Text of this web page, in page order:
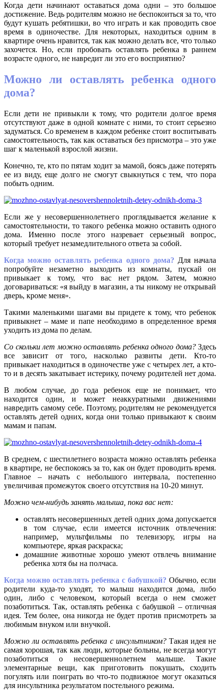
Когда дети начинают оставаться дома одни – это большое
достижение. Ведь родителям можно не беспокоиться за то, что
будут кушать ребятишки, во что играть и как проводить свое
время в одиночестве. Для некоторых, находиться одним в
квартире очень нравится, так как можно делать все, что только
захочется. Но, если пробовать оставлять ребенка в раннем
возрасте одного, не навредит ли это его восприятию?
Можно ли оставлять ребенка одного
дома?
Если дети не привыкли к тому, что родители долгое время
отсутствуют даже в одной комнате с ними, то стоит серьезно
задуматься. Со временем в каждом ребенке стоит воспитывать
самостоятельность, так как оставаться без присмотра – это уже
шаг к маленькой взрослой жизни.
Конечно, те, кто по пятам ходит за мамой, боясь даже потерять
ее из виду, еще долго не смогут свыкнуться с тем, что пора
побыть одним.
Если же у несовершеннолетнего проглядывается желание к
самостоятельности, то такого ребенка можно оставить одного
дома. Именно после этого назревает серьезный вопрос,
который требует незамедлительного ответа за собой.
Когда можно оставлять ребенка одного дома? Для начала
попробуйте незаметно выходить из комнаты, пускай он
привыкает к тому, что вас нет рядом. Затем, можно
договариваться: «я выйду в магазин, а ты никому не открывай
дверь, кроме меня».
Такими маленькими шагами вы придете к тому, что ребенок
привыкнет – маме и папе необходимо в определенное время
уходить из дома по делам.
Со скольки лет можно оставлять ребенка одного дома? Здесь
все зависит от того, насколько развиты дети. Кто-то
привыкает находиться в одиночестве уже с четырех лет, а кто-
то и в десять закатывает истерику, почему родителей нет дома.
В любом случае, до года ребенок еще не понимает, что
находится один, и может неаккуратными движениями
навредить самому себе. Поэтому, родителям не рекомендуется
оставлять детей одних, когда они только привыкают к своим
мамам и папам.
В среднем, с шестилетнего возраста можно оставлять ребенка
в квартире, не беспокоясь за то, как он будет проводить время.
Главное – начать с небольшого интервала, постепенно
увеличивая промежуток своего отсутствия на 10-20 минут.
Можно чем-нибудь занять малыша, пока вас нет:
оставлять несовершенных детей одних дома допускается
в том случае, если имеется источник отвлечения:
например, мультфильмы по телевизору, игры на
компьютере, яркая раскраска;
домашние животные хорошо умеют отвлечь внимание
ребенка хотя бы на полчаса.
Когда можно оставлять ребенка с бабушкой? Обычно, если
родители куда-то уходят, то малыш находится дома, либо
один, либо с человеком, который всегда о нем сможет
позаботиться. Так, оставлять ребенка с бабушкой – отличная
идея. Тем более, она никогда не будет против присмотреть за
любимым внуком или внучкой.
Можно ли оставлять ребенка с инсультником?Такая идея не
самая хорошая, так как люди, которые больны, не всегда могут
позаботиться о несовершеннолетнем малыше. Такие
элементарные вещи, как приготовить покушать, сходить
погулять или поиграть во что-то подвижное могут оказаться
для инсультника результатом постельного режима.